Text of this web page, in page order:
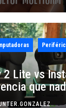
2 Lite vs
que